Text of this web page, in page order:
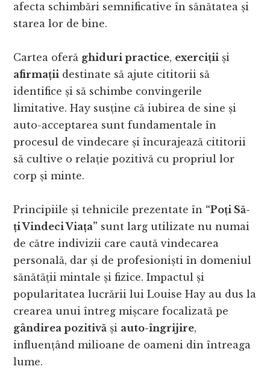
afecta schimbări semnificative în sănătatea și
starea lor de bine.
Cartea oferă ghiduri practice, exerciții și
afirmații destinate să ajute cititorii să
identifice și să schimbe convingerile
limitative. Hay susține că iubirea de sine și
auto-acceptarea sunt fundamentale în
procesul de vindecare și încurajează cititorii
să cultive o relație pozitivă cu propriul lor
corp și minte.
Principiile și tehnicile prezentate în “Poți Să-
ți Vindeci Viața” sunt larg utilizate nu numai
de către indivizii care caută vindecarea
personală, dar și de profesioniști în domeniul
sănătății mintale și fizice. Impactul și
popularitatea lucrării lui Louise Hay au dus la
crearea unui întreg mișcare focalizată pe
gândirea pozitivă și auto-îngrijire,
influențând milioane de oameni din întreaga
lume.